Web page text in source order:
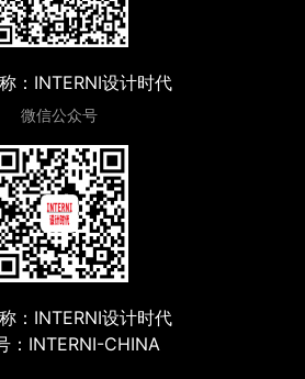
：INTERNI设计时代
微信公众号
：INTERNI设计时代
：INTERNI-CHINA